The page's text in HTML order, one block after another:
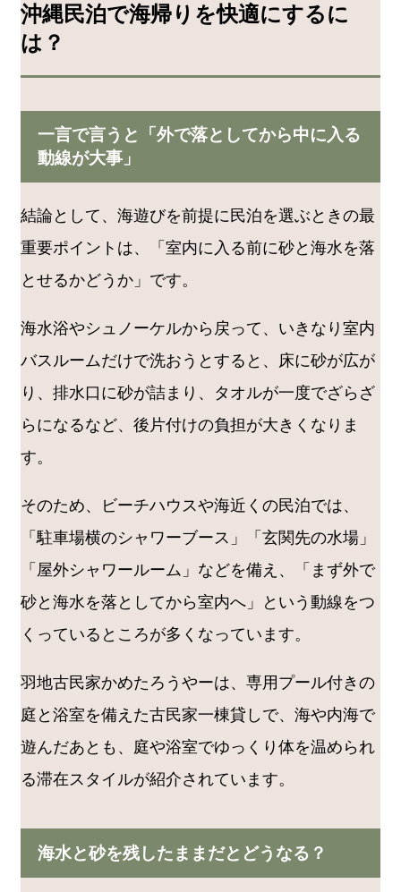
沖縄民泊で海帰りを快適にするに
は？
一言で言うと「外で落としてから中に入る
動線が大事」
結論として、海遊びを前提に民泊を選ぶときの最
重要ポイントは、「室内に入る前に砂と海水を落
とせるかどうか」です。
海水浴やシュノーケルから戻って、いきなり室内
バスルームだけで洗おうとすると、床に砂が広が
り、排水口に砂が詰まり、タオルが一度でざらざ
らになるなど、後片付けの負担が大きくなりま
す。
そのため、ビーチハウスや海近くの民泊では、
「駐車場横のシャワーブース」「玄関先の水場」
「屋外シャワールーム」などを備え、「まず外で
砂と海水を落としてから室内へ」という動線をつ
くっているところが多くなっています。
羽地古民家かめたろうやーは、専用プール付きの
庭と浴室を備えた古民家一棟貸しで、海や内海で
遊んだあとも、庭や浴室でゆっくり体を温められ
る滞在スタイルが紹介されています。
海水と砂を残したままだとどうなる？